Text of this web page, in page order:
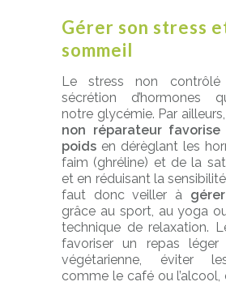
Gérer son stress
sommeil
Le stress non contrôlé
sécrétion d’hormones
notre glycémie. Par ailleurs,
non réparateur
poids en dérèglant les
faim (ghréline) et de la
et en réduisant la sensibilité
faut donc veiller à
grâce au sport, au yoga
technique de relaxation.
favoriser un repas léger
végétarienne, éviter
comme le café ou l’alcool,